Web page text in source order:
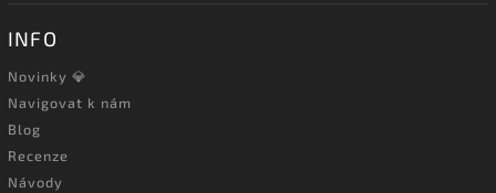
INFO
Novinky 💎
Navigovat k nám
Blog
Recenze
Návody